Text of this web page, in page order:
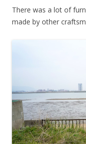
There was a lot of
made by other